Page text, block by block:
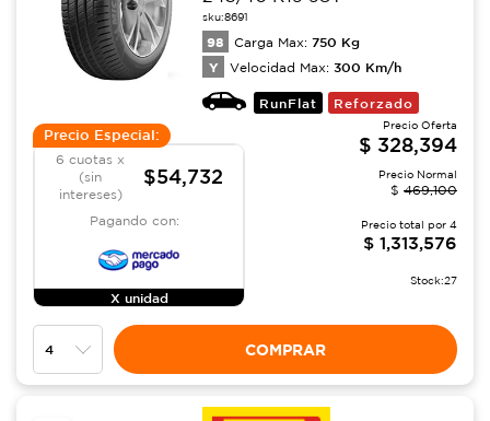
sku:8691
98 Carga Max: 750 Kg
Y Velocidad Max: 300 Km/h
RunFlat Reforzado
Precio Especial:
6 cuotas x
(sin
intereses)
$54,732
Pagando con:
X unidad
Precio Oferta
$ 328,394
Precio Normal
$ 469,100
Precio total por 4
$ 1,313,576
Stock:27
COMPRAR